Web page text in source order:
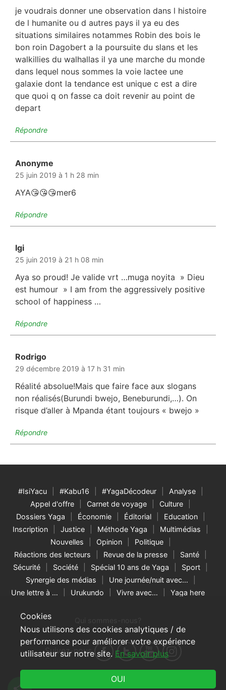
Cookies
Nous utilisons des cookies analytiques / de
performance pour améliorer votre expérience
utilisateur sur notre site. En savoir plus
je voudrais donner une observation dans l histoire
de l humanite ou d autres pays il ya eu des
situations similaires notammes Robin des bois le
bon roin Dagobert a la poursuite du slans et les
walkillies du walhallas il ya une marche du monde
dans lequel nous sommes la voie lactee une
galaxie dont la tendance est unique c est a dire
que quoi q on fasse ca doit revenir au point de
depart
Répondre
Anonyme
25 juin 2019 à 1 h 28 min
AYA😘😘😘mer6
Répondre
Igi
25 juin 2019 à 21 h 08 min
Aya so proud! Je valide vrt …muga noyita » Dieu
est humour » I am from the aggressively positive
school of happiness …
Répondre
Rodrigo
29 décembre 2019 à 17 h 31 min
Réalité absolue!Mais que faire face aux slogans
non réalisés(Burundi bwejo, Beneburundi,…). On
risque d’aller à Mpanda étant toujours « bwejo »
Répondre
#IsiYacu #Kabu16 #YagaDécodeur
Analyse
Appel d'offre
Carnet de voyage
Culture
Dossiers Yaga
Économie Éditorial
Education
Inscription
Justice Méthode Yaga
Multimédias
Nouvelles
Opinion
Politique
Réactions des lecteurs
Revue de la presse
Santé
Sécurité
Société Spécial 10 ans de Yaga
Sport
Synergie des médias
Une journée/nuit avec…
Une lettre à …
Urukundo Vivre avec… Yaga here
Suivez-nous
© 2026 Yaga Burundi & RNW Media